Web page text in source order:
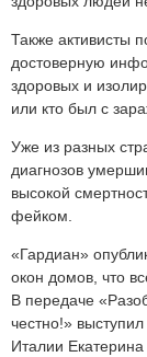
Также активисты
достоверную
здоровых и
или кто был с
Уже из разных
диагнозов
высокой
фейком.
«Гардиан»
окон домов, что
В передаче
честно!»
Италии